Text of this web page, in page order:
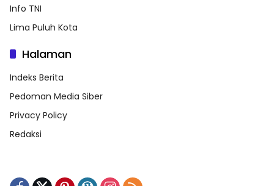
Info TNI
Lima Puluh Kota
Halaman
Indeks Berita
Pedoman Media Siber
Privacy Policy
Redaksi